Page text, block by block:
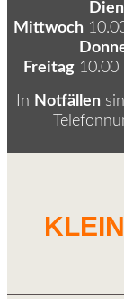
Mittwoch
Freitag10.00
In Notfällen